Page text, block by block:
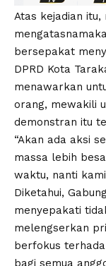
Atas kejadian
bersepakat
DPRD Kota
menawarkan
orang, mewakili
demonstran itu
“Akan ada aksi
massa lebih
waktu, nanti
Diketahui,
menyepakati
melengserkan
berfokus
bagi semua